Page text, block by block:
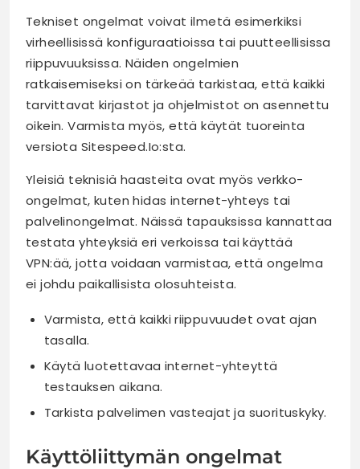
Tekniset ongelmat voivat ilmetä esimerkiksi
virheellisissä konfiguraatioissa tai puutteellisissa
riippuvuuksissa. Näiden ongelmien
ratkaisemiseksi on tärkeää tarkistaa, että kaikki
tarvittavat kirjastot ja ohjelmistot on asennettu
oikein. Varmista myös, että käytät tuoreinta
versiota Sitespeed.Io:sta.
Yleisiä teknisiä haasteita ovat myös verkko-
ongelmat, kuten hidas internet-yhteys tai
palvelinongelmat. Näissä tapauksissa kannattaa
testata yhteyksiä eri verkoissa tai käyttää
VPN:ää, jotta voidaan varmistaa, että ongelma
ei johdu paikallisista olosuhteista.
Varmista, että kaikki riippuvuudet ovat ajan
tasalla.
Käytä luotettavaa internet-yhteyttä
testauksen aikana.
Tarkista palvelimen vasteajat ja suorituskyky.
Käyttöliittymän ongelmat